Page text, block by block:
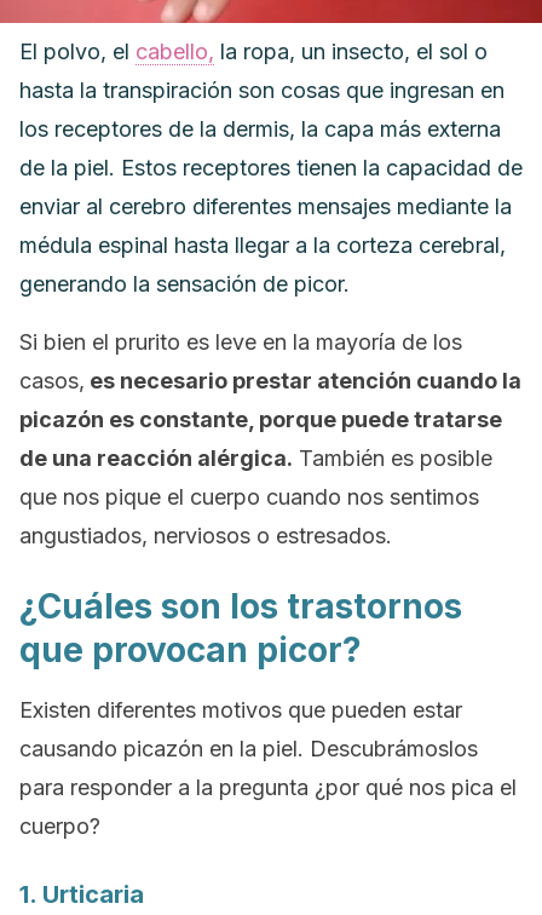
El polvo, el cabello, la ropa, un insecto, el sol o
hasta la transpiración son cosas que ingresan en
los receptores de la dermis, la capa más externa
de la piel. Estos receptores tienen la capacidad de
enviar al cerebro diferentes mensajes mediante la
médula espinal hasta llegar a la corteza cerebral,
generando la sensación de picor.
Si bien el prurito es leve en la mayoría de los
casos, es necesario prestar atención cuando la
picazón es constante, porque puede tratarse
de una reacción alérgica. También es posible
que nos pique el cuerpo cuando nos sentimos
angustiados, nerviosos o estresados.
¿Cuáles son los trastornos
que provocan picor?
Existen diferentes motivos que pueden estar
causando picazón en la piel. Descubrámoslos
para responder a la pregunta ¿por qué nos pica el
cuerpo?
1. Urticaria